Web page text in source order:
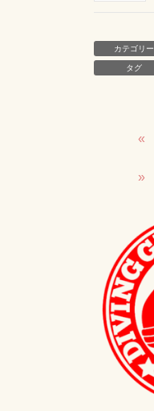
カテゴリー
タグ